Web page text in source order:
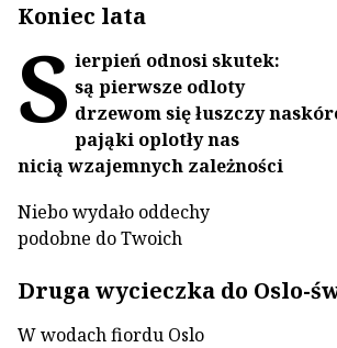
Koniec lata
S ierpień odnosi skutek:
są pierwsze odloty
drzewom się łuszczy
pająki oplotły nas
nicią wzajemnych zależności
Niebo wydało oddechy
podobne do Twoich
Druga wycieczka do Oslo-
W wodach fiordu Oslo